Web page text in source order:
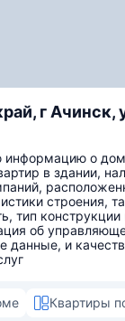
г Ачинск,
информацию о
в здании,
строения,
тип
об
данные, и
Квартиры